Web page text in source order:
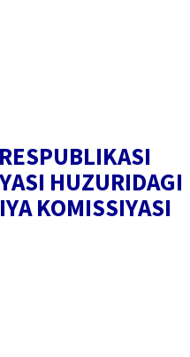
HUZURIDAGI
KOMISSIYASI